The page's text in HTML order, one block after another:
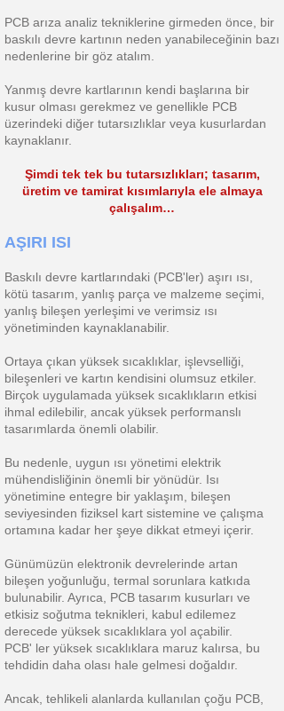
PCB arıza analiz tekniklerine girmeden önce, bir
baskılı devre kartının neden yanabileceğinin bazı
nedenlerine bir göz atalım.
Yanmış devre kartlarının kendi başlarına bir
kusur olması gerekmez ve genellikle PCB
üzerindeki diğer tutarsızlıklar veya kusurlardan
kaynaklanır.
Şimdi tek tek bu tutarsızlıkları; tasarım,
üretim ve tamirat kısımlarıyla ele almaya
çalışalım…
AŞIRI ISI
Baskılı devre kartlarındaki (PCB'ler) aşırı ısı,
kötü tasarım, yanlış parça ve malzeme seçimi,
yanlış bileşen yerleşimi ve verimsiz ısı
yönetiminden kaynaklanabilir.
Ortaya çıkan yüksek sıcaklıklar, işlevselliği,
bileşenleri ve kartın kendisini olumsuz etkiler.
Birçok uygulamada yüksek sıcaklıkların etkisi
ihmal edilebilir, ancak yüksek performanslı
tasarımlarda önemli olabilir.
Bu nedenle, uygun ısı yönetimi elektrik
mühendisliğinin önemli bir yönüdür. Isı
yönetimine entegre bir yaklaşım, bileşen
seviyesinden fiziksel kart sistemine ve çalışma
ortamına kadar her şeye dikkat etmeyi içerir.
Günümüzün elektronik devrelerinde artan
bileşen yoğunluğu, termal sorunlara katkıda
bulunabilir. Ayrıca, PCB tasarım kusurları ve
etkisiz soğutma teknikleri, kabul edilemez
derecede yüksek sıcaklıklara yol açabilir.
PCB' ler yüksek sıcaklıklara maruz kalırsa, bu
tehdidin daha olası hale gelmesi doğaldır.
Ancak, tehlikeli alanlarda kullanılan çoğu PCB,